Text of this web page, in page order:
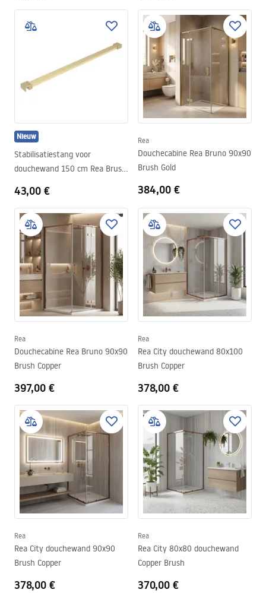
Nieuw
Stabilisatiestang voor
douchewand 150 cm Rea Brush
43,00 €
Rea
Douchecabine Rea Bruno 90x90
Brush Gold
384,00 €
Rea
Douchecabine Rea Bruno 90x90
Brush Copper
397,00 €
Rea
Rea City douchewand 80x100
Brush Copper
378,00 €
Rea
Rea City douchewand 90x90
Brush Copper
378,00 €
Rea
Rea City 80x80 douchewand
Copper Brush
370,00 €